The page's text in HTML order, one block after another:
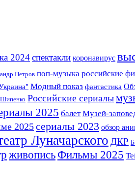
2024спектакли коронавирус
Петров поп-музыка российские
Модный показ фантастика
Российские сериалы
2025 балет Музей-
2025сериалы 2023 обзор
Луначарского ДКР
живопись Фильмы 2025